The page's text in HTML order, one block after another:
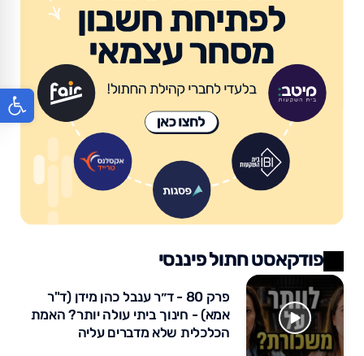
פודקאסט חתול פיננסי
פרק 80 - ד״ר ענבל כהן מידן (ד"ר
אמא) - חינוך ביתי עולה יותר? האמת
הכלכלית שלא מדברים עליה
פתח